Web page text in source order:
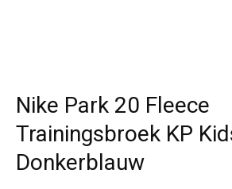
Nike Park 20 Fleece
Trainingsbroek KP
Donkerblauw